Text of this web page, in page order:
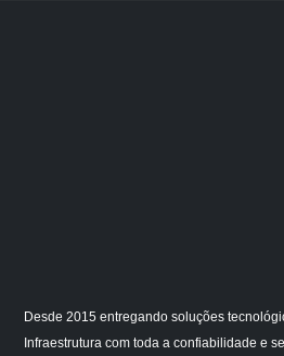
Desde 2015 entregando soluções
Infraestrutura com toda a confiabilidade e